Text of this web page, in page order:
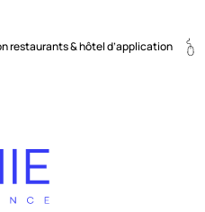
restaurants & hôtel d’application